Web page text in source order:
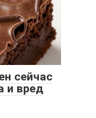
сейчас
и вред